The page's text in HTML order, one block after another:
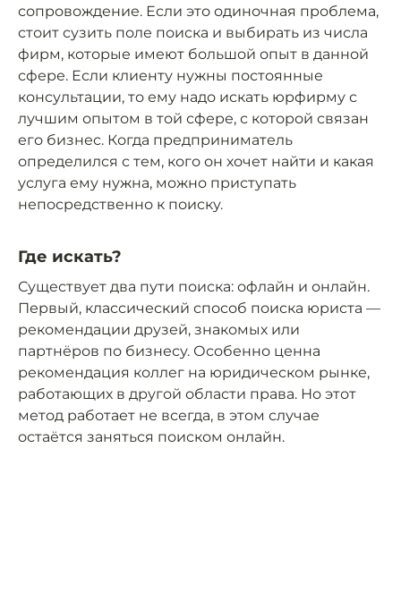
сопровождение. Если это одиночная проблема,
стоит сузить поле поиска и выбирать из числа
фирм, которые имеют большой опыт в данной
сфере. Если клиенту нужны постоянные
консультации, то ему надо искать юрфирму с
лучшим опытом в той сфере, с которой связан
его бизнес. Когда предприниматель
определился с тем, кого он хочет найти и какая
услуга ему нужна, можно приступать
непосредственно к поиску.
Где искать?
Существует два пути поиска: офлайн и онлайн.
Первый, классический способ поиска юриста —
рекомендации друзей, знакомых или
партнёров по бизнесу. Особенно ценна
рекомендация коллег на юридическом рынке,
работающих в другой области права. Но этот
метод работает не всегда, в этом случае
остаётся заняться поиском онлайн.